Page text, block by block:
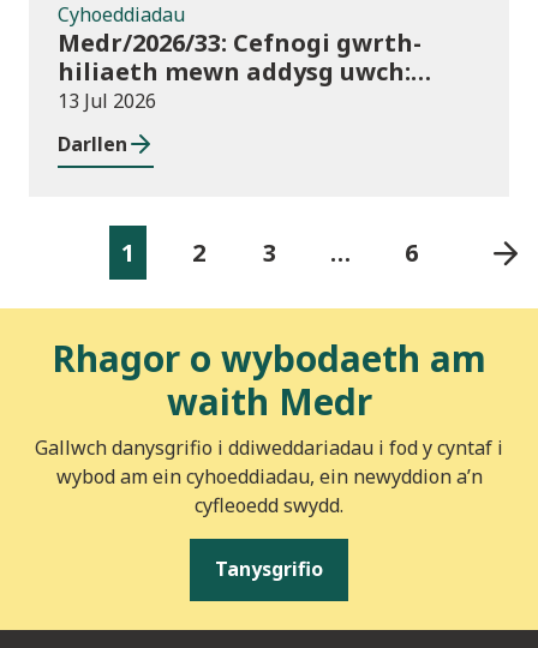
Cyhoeddiadau
Medr/2026/33: Cefnogi gwrth-
hiliaeth mewn addysg uwch:
canllawiau a dyraniadau 2026/27
13 Jul 2026
Darllen
1 2 3 … 6
Rhagor o wybodaeth am
waith Medr
Gallwch danysgrifio i ddiweddariadau i fod y cyntaf i
wybod am ein cyhoeddiadau, ein newyddion a’n
cyfleoedd swydd.
Tanysgrifio